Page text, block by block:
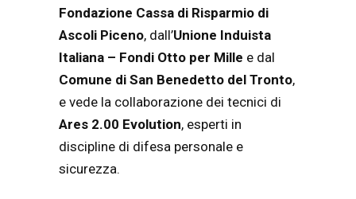
Fondazione Cassa di Risparmio di
Ascoli Piceno, dall’Unione Induista
Italiana – Fondi Otto per Mille e dal
Comune di San Benedetto del Tronto,
e vede la collaborazione dei tecnici di
Ares 2.00 Evolution, esperti in
discipline di difesa personale e
sicurezza.